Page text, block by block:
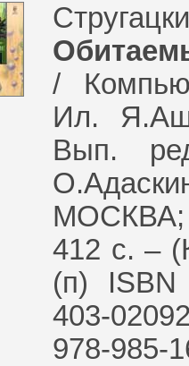
/
Ил.
Вып.
МОСКВА;
412 с. –
(п) ISBN
403-
978-985-